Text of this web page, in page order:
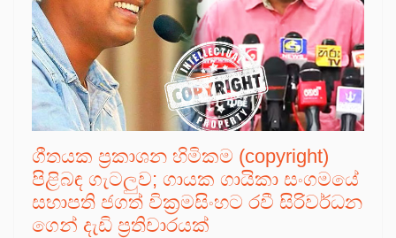
ගීතයක ප්‍රකාශන හිමිකම (copyright)
පිළිබඳ ගැටලුව; ගායක ගායිකා සංගමයේ
සභාපති ජගත් වික්‍රමසිංහට රවී සිරිවර්ධන
ගෙන් දැඩි ප්‍රතිචාරයක්